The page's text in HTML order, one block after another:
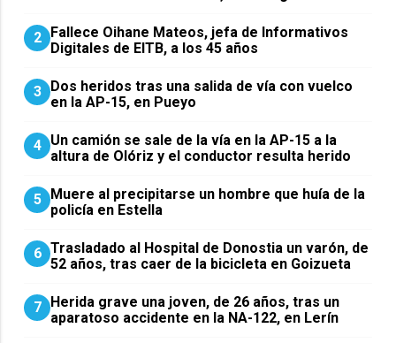
2 Fallece Oihane Mateos, jefa de Informativos
Digitales de EITB, a los 45 años
3 Dos heridos tras una salida de vía con vuelco
en la AP-15, en Pueyo
4 Un camión se sale de la vía en la AP-15 a la
altura de Olóriz y el conductor resulta herido
5 Muere al precipitarse un hombre que huía de la
policía en Estella
6 Trasladado al Hospital de Donostia un varón, de
52 años, tras caer de la bicicleta en Goizueta
7 Herida grave una joven, de 26 años, tras un
aparatoso accidente en la NA-122, en Lerín